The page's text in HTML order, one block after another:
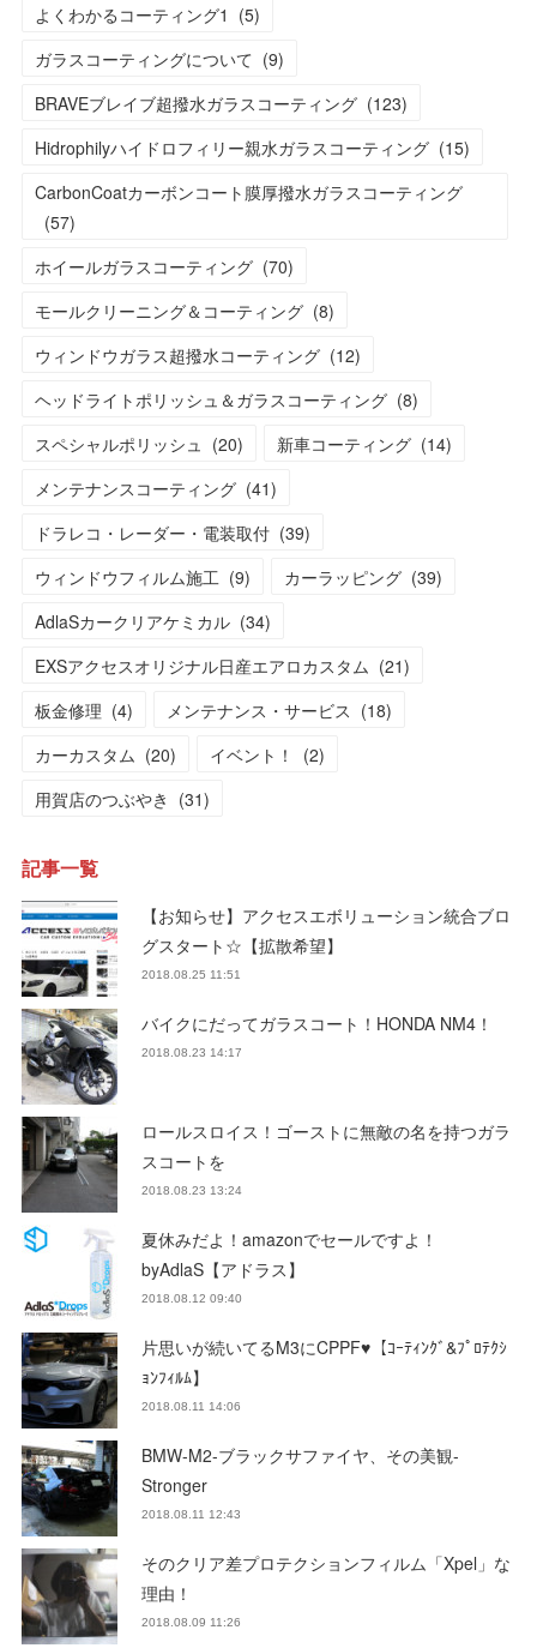
よくわかるコーティング1 (5)
ガラスコーティングについて (9)
BRAVEブレイブ超撥水ガラスコーティング (123)
Hidrophilyハイドロフィリー親水ガラスコーティング (15)
CarbonCoatカーボンコート膜厚撥水ガラスコーティング
(57)
ホイールガラスコーティング (70)
モールクリーニング＆コーティング (8)
ウィンドウガラス超撥水コーティング (12)
ヘッドライトポリッシュ＆ガラスコーティング (8)
スペシャルポリッシュ
(20) 新車コーティング (14)
メンテナンスコーティング (41)
ドラレコ・レーダー・電装取付 (39)
ウィンドウフィルム施工 (9) カーラッピング (39)
AdlaSカークリアケミカル (34)
EXSアクセスオリジナル日産エアロカスタム (21)
板金修理 (4) メンテナンス・サービス (18)
カーカスタム (20) イベント！ (2)
用賀店のつぶやき (31)
記事一覧
【お知らせ】アクセスエボリューション統合ブロ
グスタート☆【拡散希望】
2018.08.25 11:51
バイクにだってガラスコート！HONDA NM4！
2018.08.23 14:17
ロールスロイス！ゴーストに無敵の名を持つガラ
スコートを
2018.08.23 13:24
夏休みだよ！amazonでセールですよ！
byAdlaS【アドラス】
2018.08.12 09:40
片思いが続いてるM3にCPPF♥【ｺｰﾃｨﾝｸﾞ&ﾌﾟﾛﾃｸｼ
ｮﾝﾌｨﾙﾑ】
2018.08.11 14:06
BMW-M2-ブラックサファイヤ、その美観-
Stronger
2018.08.11 12:43
そのクリア差プロテクションフィルム「Xpel」な
理由！
2018.08.09 11:26